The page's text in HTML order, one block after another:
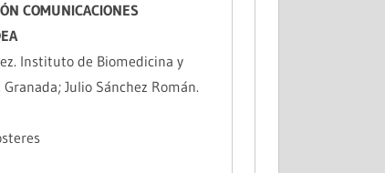
COMUNICACIONES
Instituto de Biomedicina y
Julio Sánchez Román.